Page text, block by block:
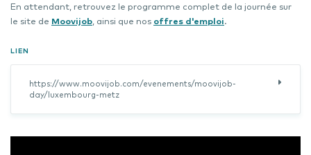
En attendant, retrouvez le programme complet de la journée sur
le site de Moovijob, ainsi que nos offres d'emploi.
LIEN
https://www.moovijob.com/evenements/moovijob-
day/luxembourg-metz